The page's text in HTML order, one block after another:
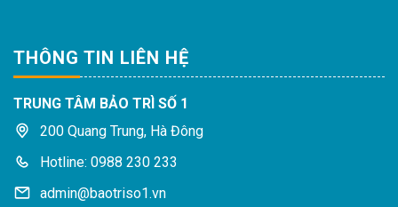
THÔNG TIN LIÊN HỆ
TRUNG TÂM BẢO TRÌ SỐ 1
200 Quang Trung, Hà Đông
Hotline: 0988 230 233
admin@baotriso1.vn